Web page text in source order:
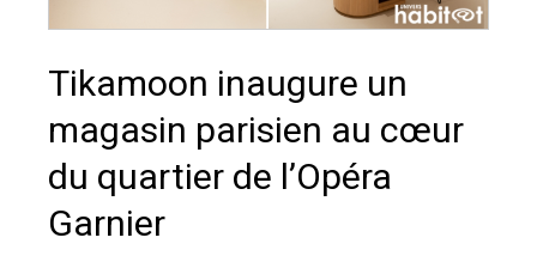
Tikamoon inaugure un
magasin parisien au cœur
du quartier de l’Opéra
Garnier